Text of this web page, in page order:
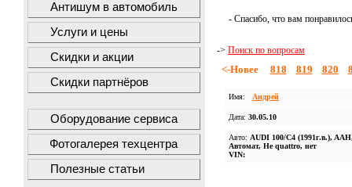
Антишум в автомобиль
Услуги и цены
Скидки и акции
Скидки партнёров
Оборудование сервиса
Фотогалерея техцентра
Полезные статьи
- Спасибо, что вам
-> Поиск по вопросам
<-Новее 818 819 820
Имя: Андрей
Дата: 30.05.10
Авто: AUDI 100/C4 (1991г.в.),
Автомат, Не quattro, нет
VIN: